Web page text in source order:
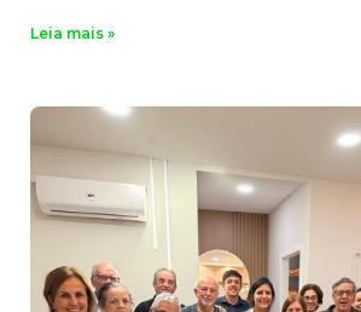
Leia mais »